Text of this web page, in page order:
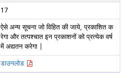
17
ऐसे अन्य सूचना जो विहित की जाये, प्रकाशित क
रेगा और तत्पश्चात इन प्रकाशनों को प्रत्येक वर्ष
में अद्यतन करेगा |
डाउनलोड